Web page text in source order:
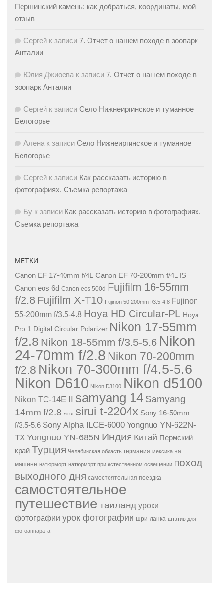
Першинский камень: как добраться, координаты, мой
отзыв
Сергей к записи 7. Отчет о нашем походе в зоопарк
Анталии
Юлия Джиоева к записи 7. Отчет о нашем походе в
зоопарк Анталии
Сергей к записи Село Нижнеиргинское и туманное
Белогорье
Алена к записи Село Нижнеиргинское и туманное
Белогорье
Сергей к записи Как рассказать историю в
фотографиях. Съемка репортажа
Бу к записи Как рассказать историю в фотографиях.
Съемка репортажа
МЕТКИ
Canon EF 17-40mm f/4L Canon EF 70-200mm f/4L IS
Canon eos 6d Canon eos 500d Fujifilm 16-55mm
f/2.8 Fujifilm X-T10 Fujinon 50-200mm f/3.5-4.8 Fujinon
55-200mm f/3.5-4.8 Hoya HD Circular-PL Hoya
Pro 1 Digital Circular Polarizer Nikon 17-55mm
f/2.8 Nikon 18-55mm f/3.5-5.6 Nikon
24-70mm f/2.8 Nikon 70-200mm
f/2.8 Nikon 70-300mm f/4.5-5.6
Nikon D610 Nikon D3100 Nikon d5100
Nikon TC-14E II samyang 14 Samyang
14mm f/2.8 sirui sirui t-2204x Sony 16-50mm
f/3.5-5.6 Sony Alpha ILCE-6000 Yongnuo YN-622N-
TX Yongnuo YN-685N Индия Китай Пермский
край Турция Челябинская область германия мексика на
машине натюрморт натюрморт при естественном освещении поход
выходного дня самостоятельная поездка
самостоятельное
путешествие таиланд уроки
фотографии урок фотографии шри-ланка штатив для
фотоаппарата